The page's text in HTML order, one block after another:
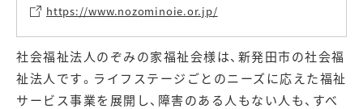
https://www.nozominoie.or.jp/
社会福祉法人のぞみの家福祉会様は、新発田市の社会福
祉法人です。ライフステージごとのニーズに応えた福祉
サービス事業を展開し、障害のある人もない人も、すべ